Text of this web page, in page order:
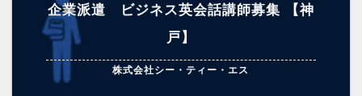
企業派遣 ビジネス英会話講師募集 【神
戸】
株式会社シー・ティー・エス